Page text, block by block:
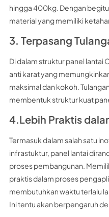
hingga 400kg. Dengan
material yang memiliki
3. Terpasang
Di dalam struktur panel lantai
anti karat yang
maksimal dan kokoh.
membentuk struktur kuat
4.Lebih Praktis
Termasuk dalam salah satu
infrastuktur, panel lantai
proses pembangunan.
praktis dalam proses
membutuhkan waktu terlalu
Ini tentu akan berpengaruh